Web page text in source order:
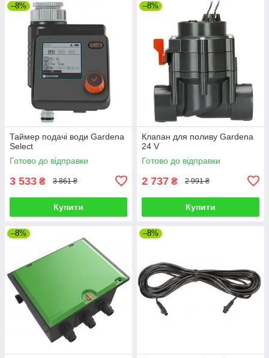
–8%
Таймер подачі води Gardena
Select
Готово до відправки
3 533 ₴ 3 861 ₴
Купити
–8%
Клапан для поливу Gardena
24 V
Готово до відправки
2 737 ₴ 2 991 ₴
Купити
–8% –8%